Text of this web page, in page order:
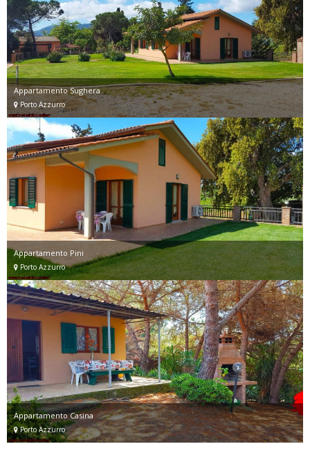
Appartamento Sughera
Porto Azzurro
Appartamento Pini
Porto Azzurro
Appartamento Casina
Porto Azzurro